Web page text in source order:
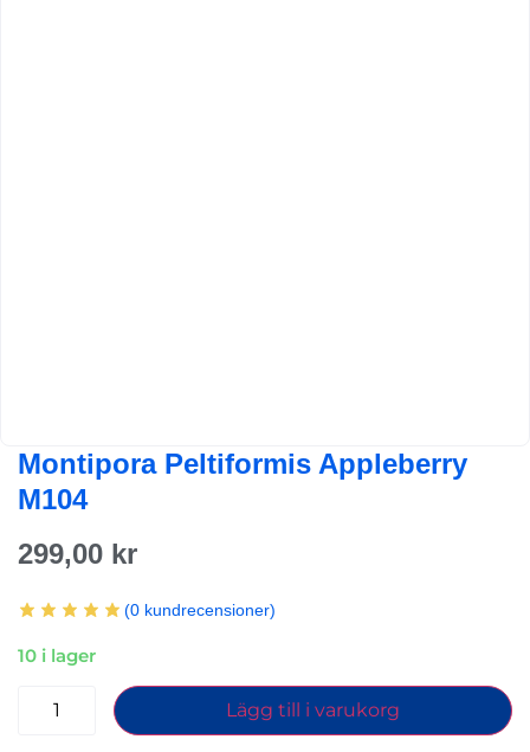
Montipora Peltiformis Appleberry
M104
299,00 kr
(0 kundrecensioner)
10 i lager
Lägg till i varukorg